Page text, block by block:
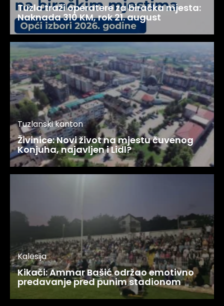
Tuzla traži operatere za biračka mjesta:
Naknada 310 KM, rok 21. august
Tuzlanski kanton
Živinice: Novi život na mjestu čuvenog
Konjuha, najavljen i Lidl?
Kalesija
Kikači: Ammar Bašić održao emotivno
predavanje pred punim stadionom